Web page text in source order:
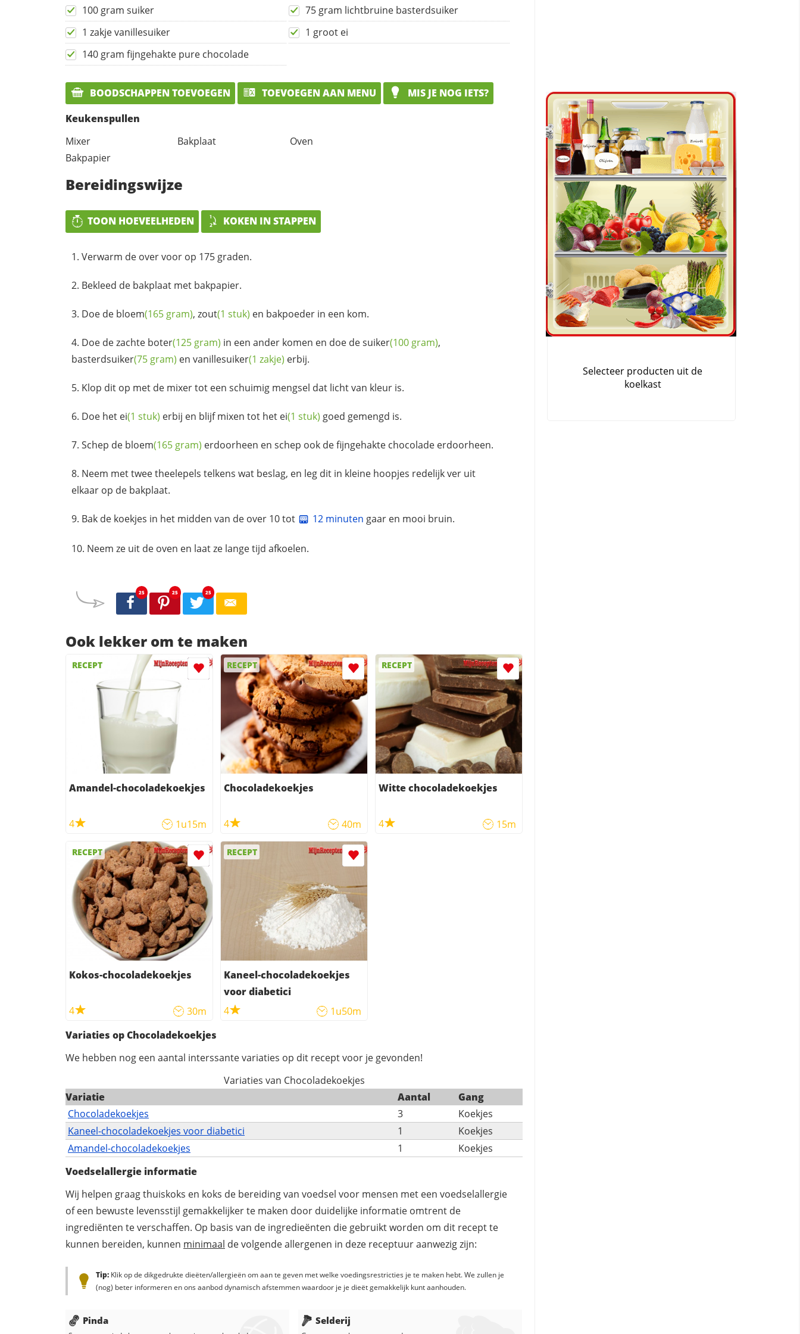
100 gram suiker
75 gram lichtbruine basterdsuiker
1 zakje vanillesuiker
1 groot ei
140 gram fijngehakte pure chocolade
BOODSCHAPPEN TOEVOEGEN TOEVOEGEN AAN MENU
MIS JE NOG IETS?
Keukenspullen
Mixer
Bakplaat
Oven
Bakpapier
Bereidingswijze
TOON HOEVEELHEDEN KOKEN IN STAPPEN
Verwarm de over voor op 175 graden.
Bekleed de bakplaat met bakpapier.
Doe de bloem(165 gram), zout(1 stuk) en bakpoeder in een kom.
Doe de zachte boter(125 gram) in een ander komen en doe desuiker(100 gram),
basterdsuiker(75 gram) en vanillesuiker(1 zakje) erbij.
Klop dit op met de mixer tot een schuimig mengsel dat licht van kleur is.
Doe het ei(1 stuk) erbij en blijf mixen tot het ei(1 stuk) goed gemengd is.
Schep de bloem(165 gram) erdoorheen en schep ook de fijngehakte chocolade erdoorheen.
Neem met twee theelepels telkens wat beslag, en leg dit in kleine hoopjes redelijk ver uit
elkaar op de bakplaat.
Bak de koekjes in het midden van de over 10 tot 12 minuten gaar en mooi bruin.
Neem ze uit de oven en laat ze lange tijd afkoelen.
25 25 25
Ook lekker om te maken
RECEPT
Amandel-chocoladekoekjes
4 1u15m
RECEPT
Chocoladekoekjes
4 40m
RECEPT
Witte chocoladekoekjes
4 15m
RECEPT
Kokos-chocoladekoekjes
4 30m
RECEPT
Kaneel-chocoladekoekjes
voor diabetici
4
1u50m
Variaties op Chocoladekoekjes
We hebben nog een aantal interssante variaties op dit recept voor je gevonden!
Variaties van Chocoladekoekjes
Variatie
Aantal
Gang
Chocoladekoekjes
3
Koekjes
Kaneel-chocoladekoekjes voor diabetici
1
Koekjes
Amandel-chocoladekoekjes
1
Koekjes
Voedselallergie informatie
Wij helpen graag thuiskoks en koks de bereiding van voedsel voor mensen met een voedselallergie
of een bewuste levensstijl gemakkelijker te maken door duidelijke informatie omtrent de
ingrediënten te verschaffen. Op basis van de ingredieënten die gebruikt worden om dit recept te
kunnen bereiden, kunnen minimaal de volgende allergenen in deze receptuur aanwezig zijn:
Tip: Klik op de dikgedrukte dieëten/allergieën om aan te geven met welke voedingsrestricties je te maken hebt. We zullen je
(nog) beter informeren en ons aanbod dynamisch afstemmen waardoor je je dieët gemakkelijk kunt aanhouden.
Pinda Selderij